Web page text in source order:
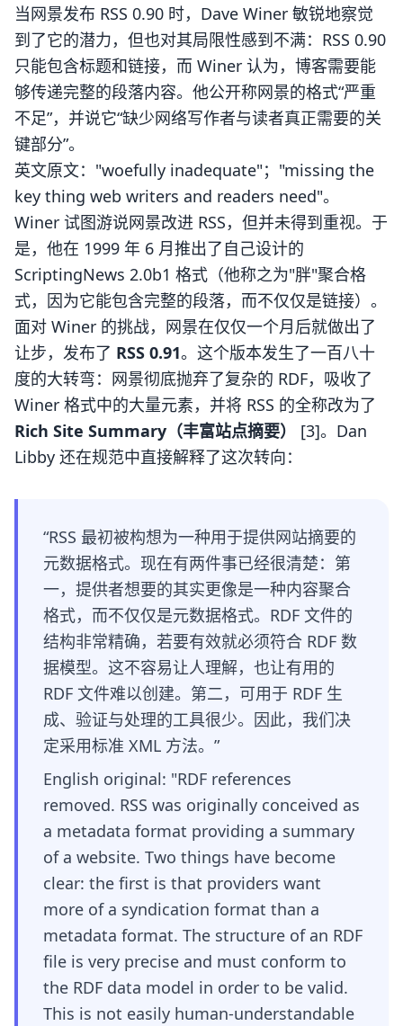
当网景发布 RSS 0.90 时，Dave Winer 敏锐地察觉
到了它的潜力，但也对其局限性感到不满：RSS 0.90
只能包含标题和链接，而 Winer 认为，博客需要能
够传递完整的段落内容。他公开称网景的格式“严重
不足”，并说它“缺少网络写作者与读者真正需要的关
键部分”。
英文原文："woefully inadequate"；"missing the
key thing web writers and readers need"。
Winer 试图游说网景改进 RSS，但并未得到重视。于
是，他在 1999 年 6 月推出了自己设计的
ScriptingNews 2.0b1 格式（他称之为"胖"聚合格
式，因为它能包含完整的段落，而不仅仅是链接）。
面对 Winer 的挑战，网景在仅仅一个月后就做出了
让步，发布了 RSS 0.91。这个版本发生了一百八十
度的大转弯：网景彻底抛弃了复杂的 RDF，吸收了
Winer 格式中的大量元素，并将 RSS 的全称改为了
Rich Site Summary（丰富站点摘要）
[3]。Dan
Libby 还在规范中直接解释了这次转向：
“RSS 最初被构想为一种用于提供网站摘要的
元数据格式。现在有两件事已经很清楚：第
一，提供者想要的其实更像是一种内容聚合
格式，而不仅仅是元数据格式。RDF 文件的
结构非常精确，若要有效就必须符合 RDF 数
据模型。这不容易让人理解，也让有用的
RDF 文件难以创建。第二，可用于 RDF 生
成、验证与处理的工具很少。因此，我们决
定采用标准 XML 方法。”
English original: "RDF references
removed. RSS was originally conceived as
a metadata format providing a summary
of a website. Two things have become
clear: the first is that providers want
more of a syndication format than a
metadata format. The structure of an RDF
file is very precise and must conform to
the RDF data model in order to be valid.
This is not easily human-understandable